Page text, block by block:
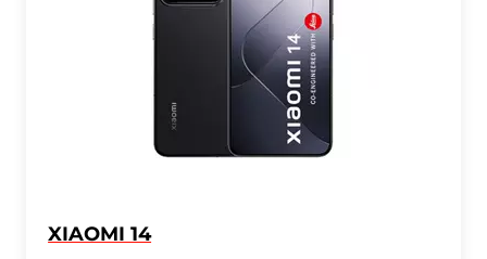
XIAOMI 14